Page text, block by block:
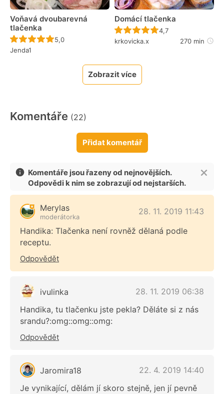
Voňavá dvoubarevná
tlačenka
Recept ještě nebyl hodnocen
5,0
Jenda1
Domácí tlačenka
Recept ještě nebyl
4,7
krkovicka.x
270 min
Zobrazit více
Komentáře (22)
Přidat komentář
Komentáře jsou řazeny od nejnovějších.
Odpovědi k nim se zobrazují od nejstarších.
Merylas
moderátorka
28. 11. 2019 11:43
Handika: Tlačenka není rovněž dělaná podle
receptu.
Odpovědět
ivulinka
28. 11. 2019 06:38
Handika, tu tlačenku jste pekla? Děláte si z nás
srandu?:omg::omg::omg:
Odpovědět
Jaromira18
22. 4. 2019 14:40
Je vynikající, dělám jí skoro stejně, jen jí pevně